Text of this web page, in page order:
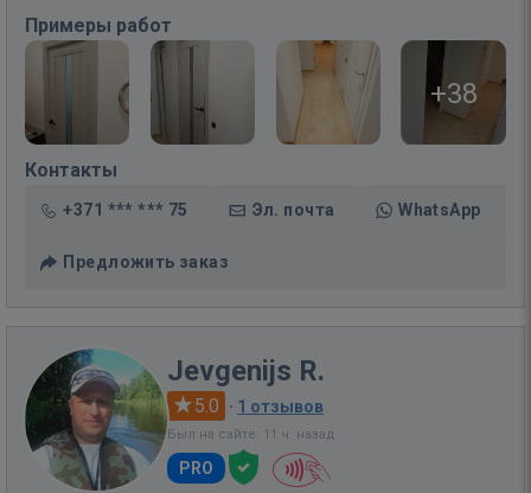
Примеры работ
+38
Контакты
+371 *** *** 75 Эл. почта WhatsApp
Предложить заказ
Jevgenijs R.
5.0 · 1 отзывов
Был на сайте: 11 ч. назад
PRO